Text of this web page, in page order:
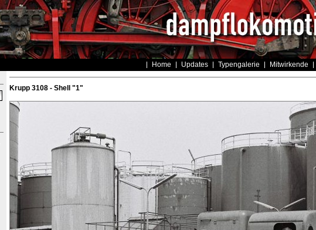
Home Updates Typengalerie Mitwirkende
Krupp 3108 - Shell "1"